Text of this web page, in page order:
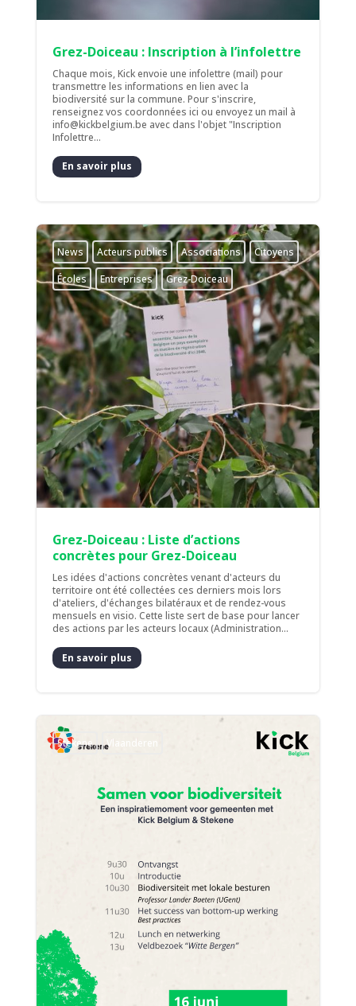
Grez-Doiceau : Inscription à l’infolettre
Chaque mois, Kick envoie une infolettre (mail) pour
transmettre les informations en lien avec la
biodiversité sur la commune. Pour s'inscrire,
renseignez vos coordonnées ici ou envoyez un mail à
info@kickbelgium.be avec dans l'objet "Inscription
Infolettre...
En savoir plus
News Acteurs publics Associations
Citoyens
Écoles
Entreprises Grez-Doiceau
Grez-Doiceau : Liste d’actions
concrètes pour Grez-Doiceau
Les idées d'actions concrètes venant d'acteurs du
territoire ont été collectées ces derniers mois lors
d'ateliers, d'échanges bilatéraux et de rendez-vous
mensuels en visio. Cette liste sert de base pour lancer
des actions par les acteurs locaux (Administration...
En savoir plus
Stekene Vlaanderen